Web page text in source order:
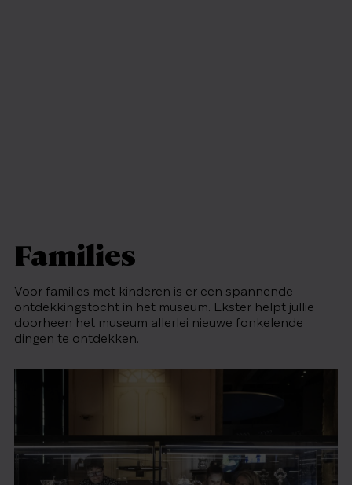
Families
Voor families met kinderen is er een spannende
ontdekkingstocht in het museum. Ekster helpt jullie
doorheen het museum allerlei nieuwe fonkelende
dingen te ontdekken.